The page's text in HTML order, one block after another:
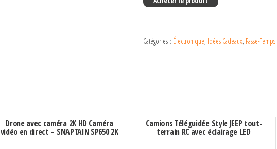
Catégories : Électronique, Idées Cadeaux, Passe-Temps
Drone avec caméra 2K HD Caméra
vidéo en direct – SNAPTAIN SP650 2K
Camions Téléguidée Style JEEP tout-
terrain RC avec éclairage LED